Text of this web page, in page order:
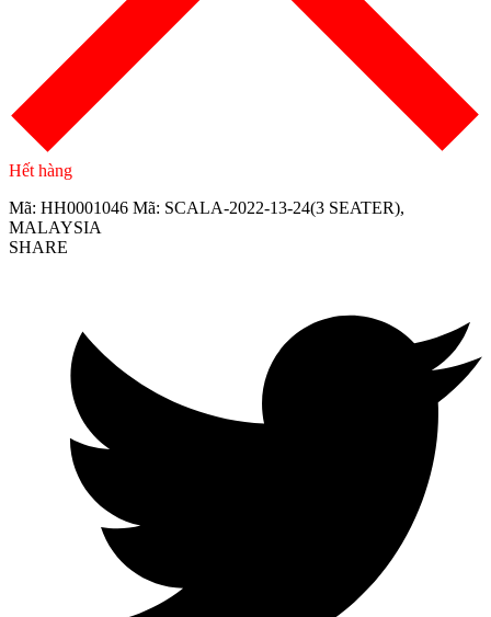
Hết hàng
Mã: HH0001046 Mã: SCALA-2022-13-24(3 SEATER),
MALAYSIA
SHARE